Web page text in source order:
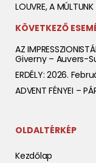
LOUVRE, A
KÖVETKEZŐ
AZ
Giverny – Auvers-
ERDÉLY: 2026.
ADVENT FÉNYEI –
OLDALTÉRKÉP
Kezdőlap